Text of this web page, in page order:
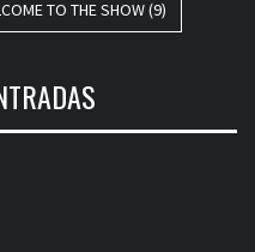
TO THE SHOW(9)